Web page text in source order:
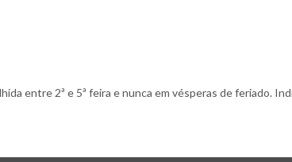
entre 2ª e 5ª feira e nunca em vésperas de feriado.